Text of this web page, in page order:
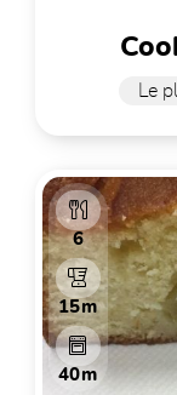
Le
6
15m
40m